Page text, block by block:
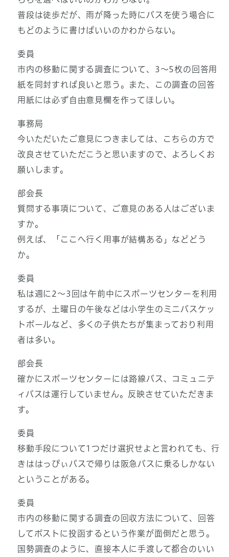
普段は徒歩だが、雨が降った時にバスを使う場合に
もどのように書けばいいのかわからない。
委員
市内の移動に関する調査について、3～5枚の回答用
紙を同封すれば良いと思う。また、この調査の回答
用紙には必ず自由意見欄を作ってほしい。
事務局
今いただいたご意見につきましては、こちらの方で
改良させていただこうと思いますので、よろしくお
願いします。
部会長
質問する事項について、ご意見のある人はございま
すか。
例えば、「ここへ行く用事が結構ある」などどう
か。
委員
私は週に2～3回は午前中にスポーツセンターを利用
するが、土曜日の午後などは小学生のミニバスケッ
トボールなど、多くの子供たちが集まっており利用
者は多い。
部会長
確かにスポーツセンターには路線バス、コミュニテ
ィバスは運行していません。反映させていただきま
す。
委員
移動手段について1つだけ選択せよと言われても、行
きははっぴぃバスで帰りは阪急バスに乗るしかない
ということがある。
委員
市内の移動に関する調査の回収方法について、回答
してポストに投函するという作業が面倒だと思う。
国勢調査のように、直接本人に手渡して都合のいい